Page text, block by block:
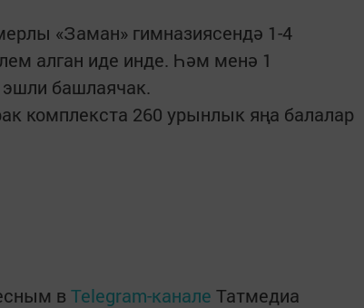
«Заман» гимназиясендә 1-4
алган иде инде. Һәм менә 1
башлаячак.
комплекста 260 урынлык яңа балалар
в Telegram-канале Татмедиа